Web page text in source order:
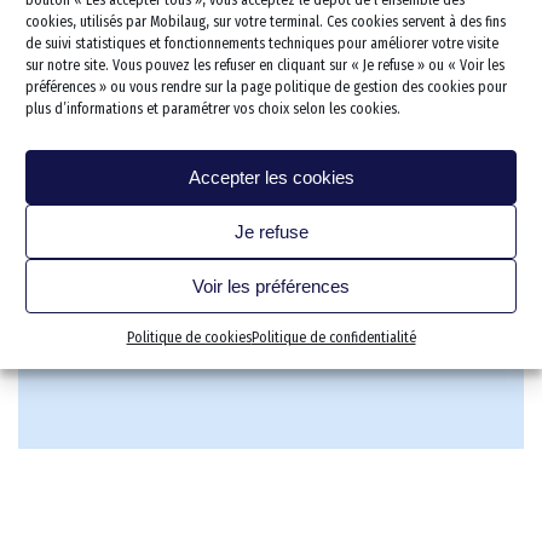
cookies, utilisés par Mobilaug, sur votre terminal. Ces cookies servent à des fins
de suivi statistiques et fonctionnements techniques pour améliorer votre visite
sur notre site. Vous pouvez les refuser en cliquant sur « Je refuse » ou « Voir les
préférences » ou vous rendre sur la page politique de gestion des cookies pour
plus d’informations et paramétrer vos choix selon les cookies.
Accepter les cookies
Je refuse
Voir les préférences
Politique de cookiesPolitique de confidentialité
WC PMR
Baignoire combinée sénior
WC Rehaussé
Électroménager et
Lève personne
Rampe d’accès
Dressing & Rangements
Salon/séjour
Chambre
Extension
Électricité et Domotique